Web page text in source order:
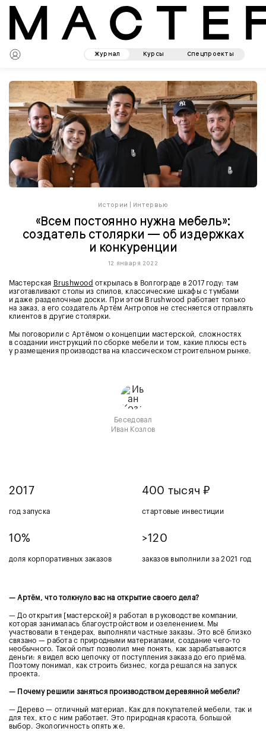
Журнал Курсы Спецпроекты
Истории Интервью
«Всем постоянно нужна мебель»:
создатель столярки — об издержках
и конкуренции
12 января 2022
Мастерская Brushwood открылась в Волгограде в 2017 году: там
изготавливают столы из спилов, классические шкафы с тумбами
и даже разделочные доски. При этом Brushwood работает только
на заказ, а его создатель Артём Антропов не стесняется отправлять
клиентов в другие столярки.
Мы поговорили с Артёмом о концепции мастерской, сложностях
в создании инструкций по сборке мебели и том, какие плюсы есть
у размещения производства на классическом строительном рынке.
Беседовал
Иван Козлов
2017
год запуска
400 тысяч ₽
стартовые инвестиции
10%
доля корпоративных заказов
>120
заказов выполнили за 2021 год
— Артём, что толкнуло вас на открытие своего дела?
— До открытия [мастерской] я работал в руководстве компании,
которая занималась благоустройством и озеленением. Мы
участвовали в тендерах, выполняли частные заказы. Это всё близко
связано — работа с природными материалами, создание чего-то
необычного. Такой опыт позволил мне понять, как зарабатываются
деньги: я видел всю цепочку от поступления заказа до его приёма.
Поэтому понимал, как строить бизнес, когда решался на запуск
проекта.
— Почему решили заняться производством деревянной мебели?
— Дерево — отличный материал. Как для покупателей мебели, так и
для тех, кто с ним работает. Это природная красота, большой
выбор. Экологичность опять же.